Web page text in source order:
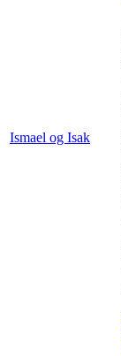
Ismael og Isak